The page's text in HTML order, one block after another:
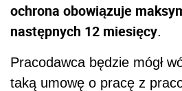
ochrona obowiązuje
następnych 12 miesięcy.
Pracodawca będzie mógł
taką umowę o pracę z